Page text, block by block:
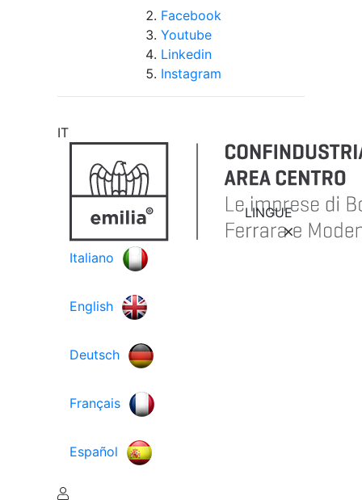
Facebook
Youtube
Linkedin
Instagram
IT
LINGUE
Italiano
English
Deutsch
Français
Español